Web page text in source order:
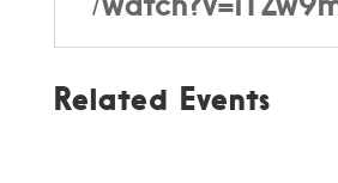
Related Events